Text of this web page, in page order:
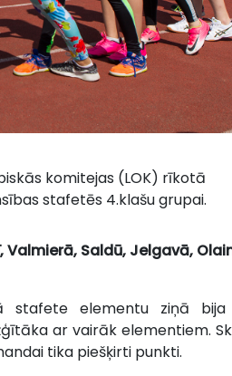
komitejas (LOK) rīkotā
stafetēs 4.klašu grupai.
Saldū, Jelgavā,
stafete elementu ziņā
ar vairāk elementiem.
tika piešķirti punkti.